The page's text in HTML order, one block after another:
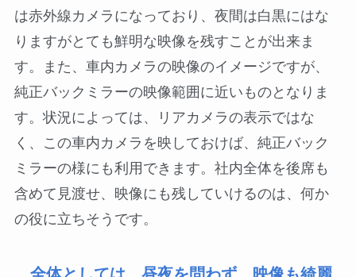
は赤外線カメラになっており、夜間は白黒にはな
りますがとても鮮明な映像を残すことが出来ま
す。また、車内カメラの映像のイメージですが、
純正バックミラーの映像範囲に近いものとなりま
す。状況によっては、リアカメラの表示ではな
く、この車内カメラを映しておけば、純正バック
ミラーの様にも利用できます。社内全体を後席も
含めて見渡せ、映像にも残していけるのは、何か
の役に立ちそうです。